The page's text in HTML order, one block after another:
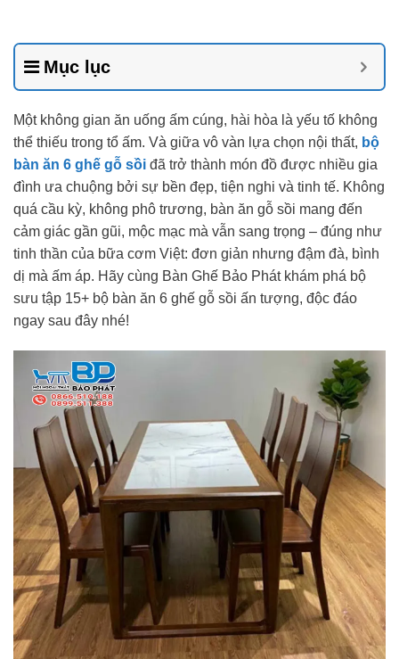
Mục lục
Một không gian ăn uống ấm cúng, hài hòa là yếu tố không
thể thiếu trong tổ ấm. Và giữa vô vàn lựa chọn nội thất, bộ
bàn ăn 6 ghế gỗ sồi đã trở thành món đồ được nhiều gia
đình ưa chuộng bởi sự bền đẹp, tiện nghi và tinh tế. Không
quá cầu kỳ, không phô trương, bàn ăn gỗ sồi mang đến
cảm giác gần gũi, mộc mạc mà vẫn sang trọng – đúng như
tinh thần của bữa cơm Việt: đơn giản nhưng đậm đà, bình
dị mà ấm áp. Hãy cùng Bàn Ghế Bảo Phát khám phá bộ
sưu tập 15+ bộ bàn ăn 6 ghế gỗ sồi ấn tượng, độc đáo
ngay sau đây nhé!